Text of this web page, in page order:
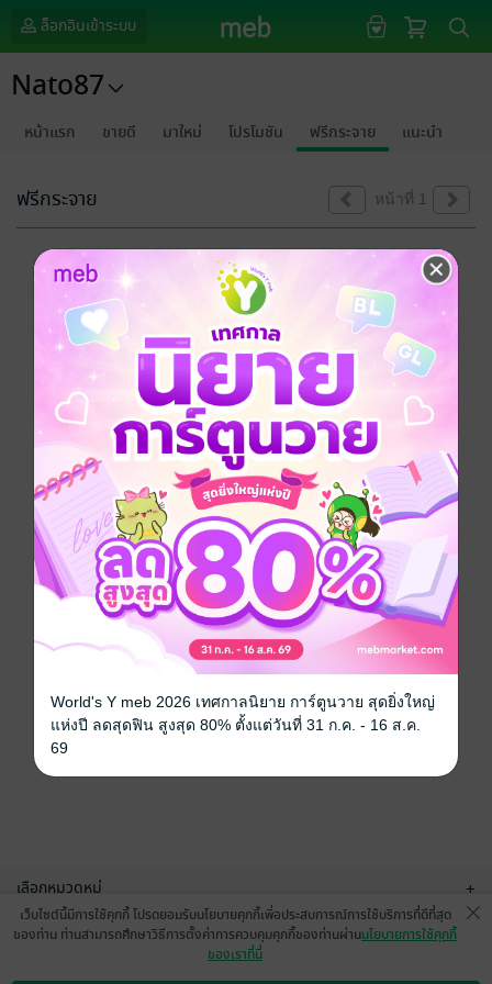
ล็อกอินเข้าระบบ
Nato87
หน้าแรก ขายดี มาใหม่ โปรโมชัน ฟรีกระจาย แนะนำ
ฟรีกระจาย หน้าที่ 1
ขออภัยด้วยนะคะ
ไม่พบข้อมูลในหัวข้อที่คุณกำลังชมค่ะ
เลือกหมวดหมู่ +
บริการช่วยเหลือ
เว็บไซต์นี้มีการใช้คุกกี้ โปรดยอมรับนโยบายคุกกี้เพื่อประสบการณ์การใช้บริการที่ดีที่สุด
ของท่าน ท่านสามารถศึกษาวิธีการตั้งค่าการควบคุมคุกกี้ของท่านผ่านนโยบายการใช้คุกกี้
ของเราที่นี่
World's Y meb 2026 เทศกาลนิยาย การ์ตูนวาย สุดยิ่งใหญ่
แห่งปี ลดสุดฟิน สูงสุด 80% ตั้งแต่วันที่ 31 ก.ค. - 16 ส.ค.
69